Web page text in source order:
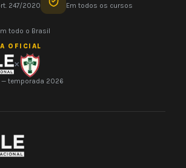
247/2020 Em todos os cursos
todo o Brasil
OFICIAL
×
— temporada 2026